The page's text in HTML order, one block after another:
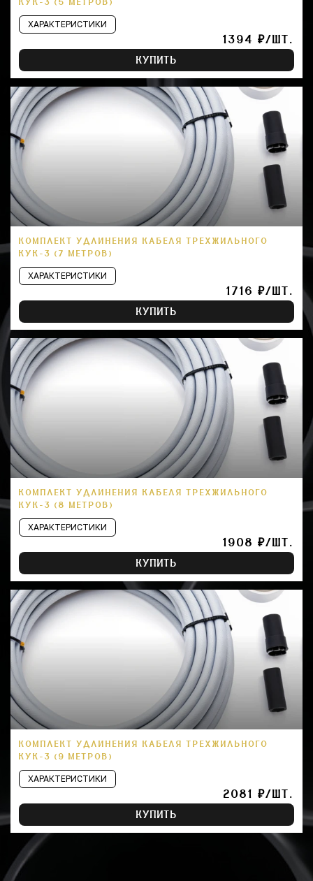
КУК-3 (5 МЕТРОВ)
ХАРАКТЕРИСТИКИ
1394 ₽/ШТ.
КУПИТЬ
КОМПЛЕКТ УДЛИНЕНИЯ КАБЕЛЯ ТРЕХЖИЛЬНОГО
КУК-3 (7 МЕТРОВ)
ХАРАКТЕРИСТИКИ
1716 ₽/ШТ.
КУПИТЬ
КОМПЛЕКТ УДЛИНЕНИЯ КАБЕЛЯ ТРЕХЖИЛЬНОГО
КУК-3 (8 МЕТРОВ)
ХАРАКТЕРИСТИКИ
1908 ₽/ШТ.
КУПИТЬ
КОМПЛЕКТ УДЛИНЕНИЯ КАБЕЛЯ ТРЕХЖИЛЬНОГО
КУК-3 (9 МЕТРОВ)
ХАРАКТЕРИСТИКИ
2081 ₽/ШТ.
КУПИТЬ